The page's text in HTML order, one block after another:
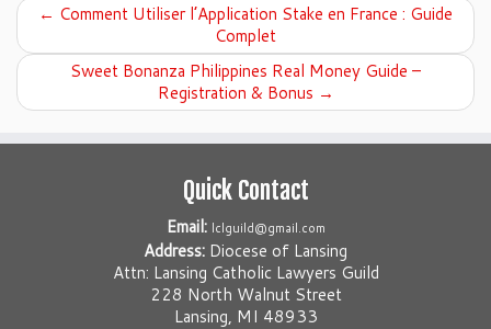
← Comment Utiliser l’Application Stake en France : Guide
Complet
Sweet Bonanza Philippines Real Money Guide –
Registration & Bonus →
Quick Contact
Email: lclguild@gmail.com
Address: Diocese of Lansing
Attn: Lansing Catholic Lawyers Guild
228 North Walnut Street
Lansing, MI 48933